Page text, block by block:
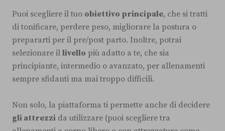
Puoi scegliere il tuo obiettivo principale, che si tratti
di tonificare, perdere peso, migliorare la postura o
prepararti per il pre/post parto. Inoltre, potrai
selezionare il livello più adatto a te, che sia
principiante, intermedio o avanzato, per allenamenti
sempre sfidanti ma mai troppo difficili.
Non solo, la piattaforma ti permette anche di decidere
gli attrezzi da utilizzare (puoi scegliere tra